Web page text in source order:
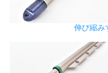
伸び縮み